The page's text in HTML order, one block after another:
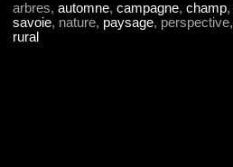
arbres, automne, campagne, champ,
savoie, nature, paysage, perspective,
rural